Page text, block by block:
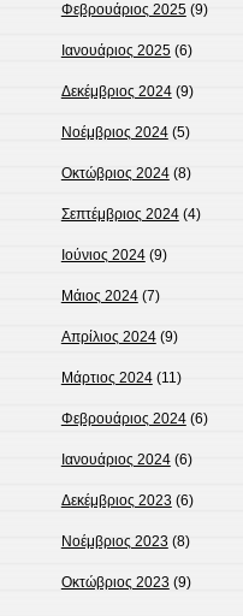
Φεβρουάριος 2025(9)
Ιανουάριος 2025(6)
Δεκέμβριος 2024(9)
Νοέμβριος 2024(5)
Οκτώβριος 2024(8)
Σεπτέμβριος 2024(4)
Ιούνιος 2024(9)
Μάιος 2024(7)
Απρίλιος 2024(9)
Μάρτιος 2024(11)
Φεβρουάριος 2024(6)
Ιανουάριος 2024(6)
Δεκέμβριος 2023(6)
Νοέμβριος 2023 (8)
Οκτώβριος 2023 (9)